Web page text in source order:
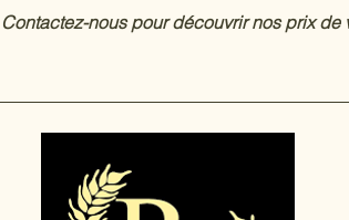
Contactez-nous pour découvrir nos prix de